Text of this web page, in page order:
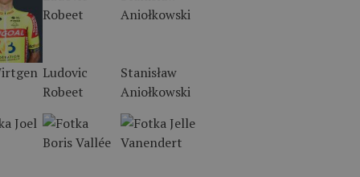
Ludovic
Robeet
Stanisław
Aniołkowski